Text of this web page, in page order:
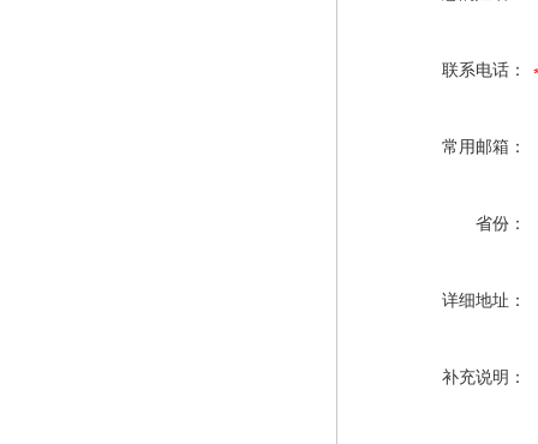
联系电话：
常用邮箱：
省份：
详细地址：
补充说明：